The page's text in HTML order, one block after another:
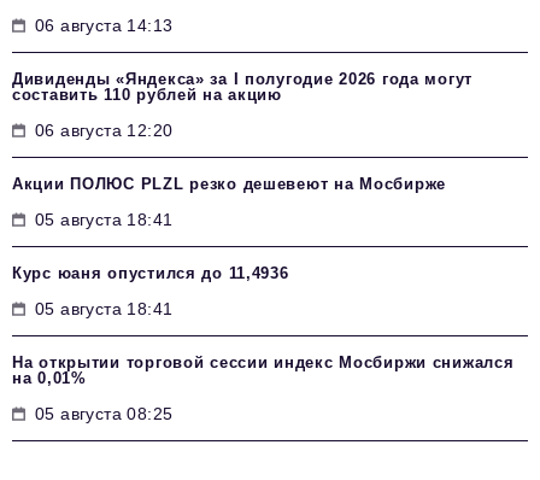
06 августа 14:13
Дивиденды «Яндекса» за I полугодие 2026 года могут
составить 110 рублей на акцию
06 августа 12:20
Акции ПОЛЮС PLZL резко дешевеют на Мосбирже
05 августа 18:41
Курс юаня опустился до 11,4936
05 августа 18:41
На открытии торговой сессии индекс Мосбиржи снижался
на 0,01%
05 августа 08:25